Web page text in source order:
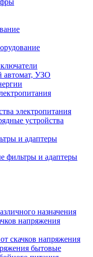
автомат, УЗО
электропитания
устройства
и адаптеры
фильтры и адаптеры
назначения
напряжения
скачков напряжения
бытовые